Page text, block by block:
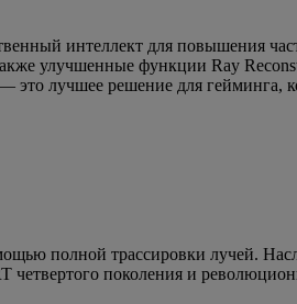
интеллект для повышения
улучшенные функции Ray
лучшее решение для гейминга,
полной трассировки лучей.
четвертого поколения и